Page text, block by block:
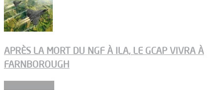
APRÈS LA MORT DU NGF À ILA, LE GCAP VIVRA À
FARNBOROUGH